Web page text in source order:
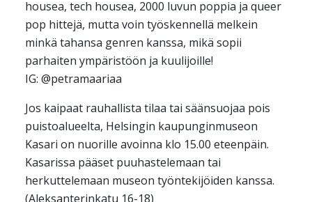
housea, tech housea, 2000 luvun poppia ja queer
pop hittejä, mutta voin työskennellä melkein
minkä tahansa genren kanssa, mikä sopii
parhaiten ympäristöön ja kuulijoille!
IG: @petramaariaa
Jos kaipaat rauhallista tilaa tai säänsuojaa pois
puistoalueelta, Helsingin kaupunginmuseon
Kasari on nuorille avoinna klo 15.00 eteenpäin.
Kasarissa pääset puuhastelemaan tai
herkuttelemaan museon työntekijöiden kanssa.
(Aleksanterinkatu 16-18)